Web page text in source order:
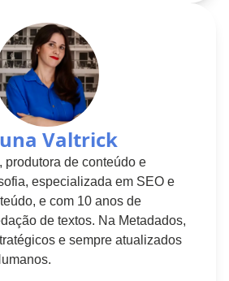
Valtrick
produtora de conteúdo e
especializada em SEO e
e com 10 anos de
de textos. Na Metadados,
e sempre atualizados